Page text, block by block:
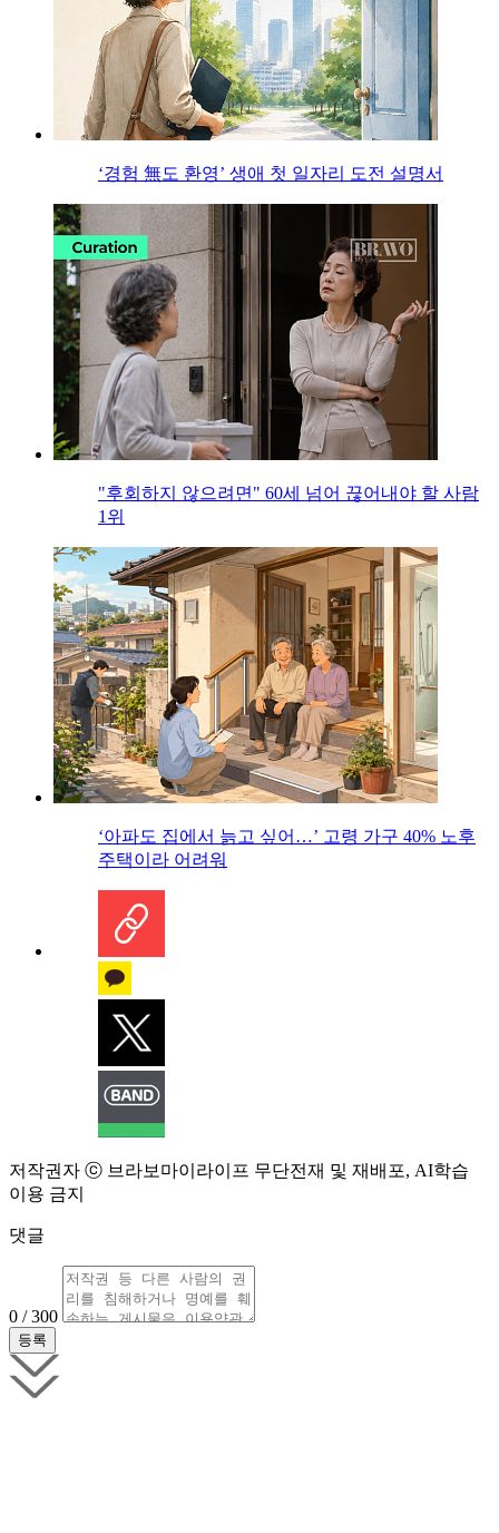
‘경험 無도 환영’ 생애 첫 일자리 도전 설명서
"후회하지 않으려면" 60세 넘어 끊어내야 할 사람
1위
‘아파도 집에서 늙고 싶어…’ 고령 가구 40% 노후
주택이라 어려워
저작권자 ⓒ 브라보마이라이프 무단전재 및 재배포, AI학습
이용 금지
댓글
0 / 300